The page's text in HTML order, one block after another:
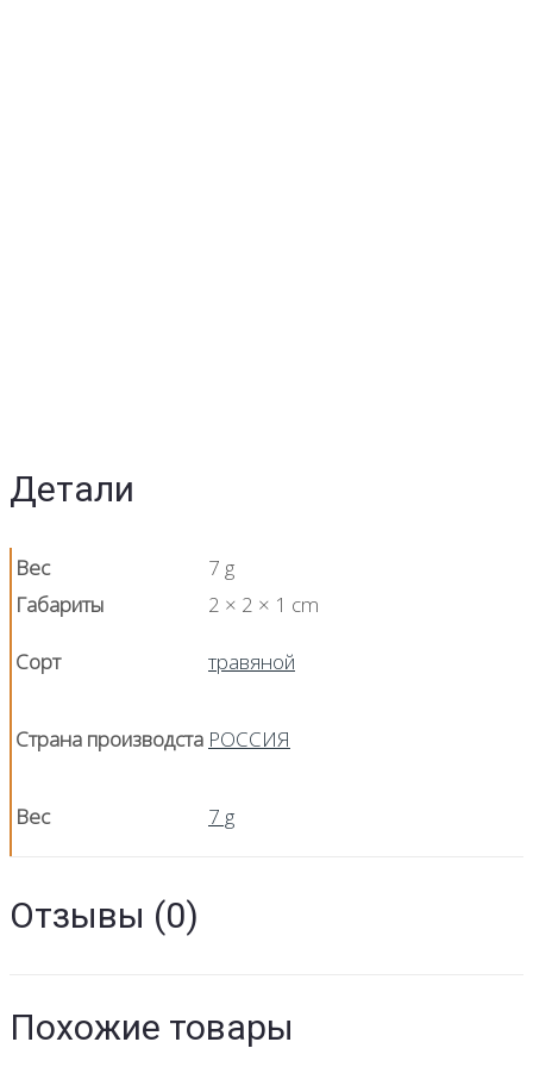
Детали
Вес
7 g
Габариты
2 × 2 × 1 cm
Сорт травяной
Страна производста РОССИЯ
Вес 7 g
Отзывы (0)
Похожие товары